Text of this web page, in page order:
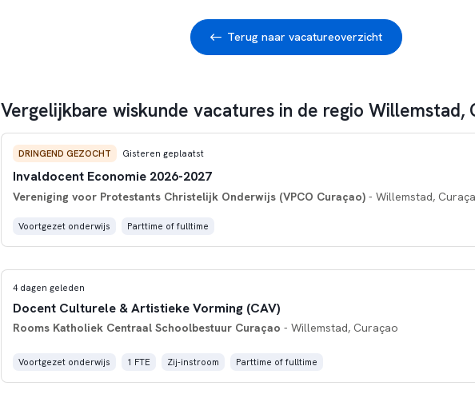
Terug naar vacatureoverzicht
Vergelijkbare wiskunde vacatures in de regio Willemstad,
DRINGEND GEZOCHT Gisteren geplaatst
Invaldocent Economie 2026-2027
Vereniging voor Protestants Christelijk Onderwijs (VPCO Curaçao)- Willemstad,
Voortgezet onderwijs Parttime of fulltime
4 dagen geleden
Docent Culturele & Artistieke Vorming (CAV)
Rooms Katholiek Centraal Schoolbestuur Curaçao - Willemstad, Curaçao
Voortgezet onderwijs 1 FTE Zij-instroom Parttime of fulltime